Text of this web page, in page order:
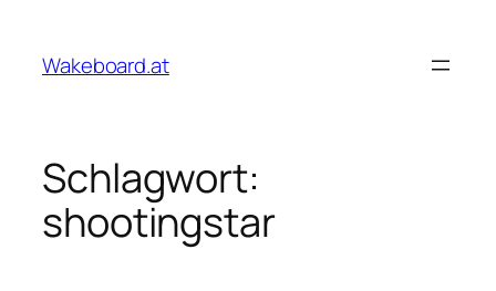
springen
Wakeboard.at
Schlagwort:
shootingstar